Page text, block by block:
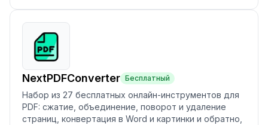
NextPDFConverter Бесплатный
Набор из 27 бесплатных онлайн-инструментов для
PDF: сжатие, объединение, поворот и удаление
страниц, конвертация в Word и картинки и обратно,